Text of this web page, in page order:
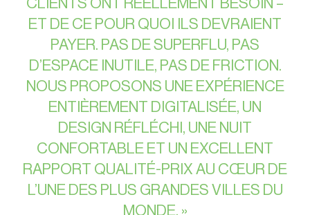
CLIENTS ONT RÉELLEMENT BESOIN –
ET DE CE POUR QUOI ILS DEVRAIENT
PAYER. PAS DE SUPERFLU, PAS
D’ESPACE INUTILE, PAS DE FRICTION.
NOUS PROPOSONS UNE EXPÉRIENCE
ENTIÈREMENT DIGITALISÉE, UN
DESIGN RÉFLÉCHI, UNE NUIT
CONFORTABLE ET UN EXCELLENT
RAPPORT QUALITÉ-PRIX AU CŒUR DE
L’UNE DES PLUS GRANDES VILLES DU
MONDE. »